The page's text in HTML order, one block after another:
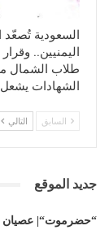
السعودية
اليمنيين..
طلاب الشمال
الشهادات
السابق التالي
جديد الموقع
“حضرموت“| عصيان